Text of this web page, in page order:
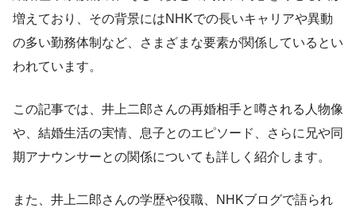
増えており、その背景にはNHKでの長いキャリアや異動
の多い勤務体制など、さまざまな要素が関係しているとい
われています。
この記事では、井上二郎さんの再婚相手と噂される人物像
や、結婚生活の実情、息子とのエピソード、さらに兄や同
期アナウンサーとの関係についても詳しく紹介します。
また、井上二郎さんの学歴や役職、NHKブログで語られ